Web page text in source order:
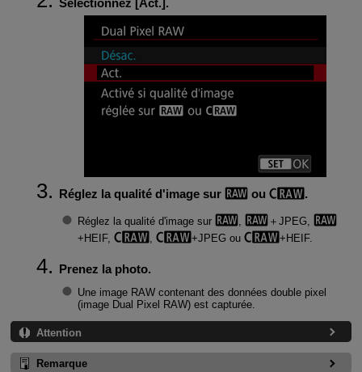
Réglez la qualité d'image sur ou .
Réglez la qualité d'image sur
＋JPEG,
+HEIF,
+JPEG ou +HEIF.
Prenez la photo.
Une image RAW contenant des données double pixel
(image Dual Pixel RAW) est capturée.
Attention
Remarque